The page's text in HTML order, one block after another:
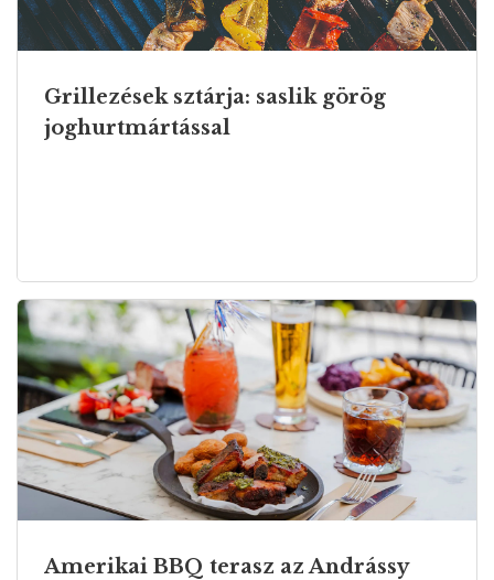
Grillezések sztárja: saslik görög
joghurtmártással
Amerikai BBQ terasz az Andrássy